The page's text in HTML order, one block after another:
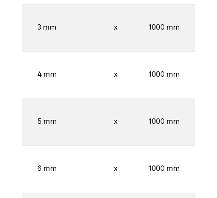
3 mm x 1000 mm
4 mm x 1000 mm
5 mm x 1000 mm
6 mm x 1000 mm